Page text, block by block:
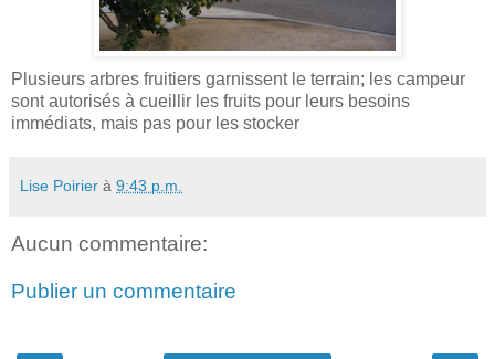
Plusieurs arbres fruitiers garnissent le terrain; les campeur
sont autorisés à cueillir les fruits pour leurs besoins
immédiats, mais pas pour les stocker
Lise Poirier à 9:43 p.m.
Aucun commentaire:
Publier un commentaire